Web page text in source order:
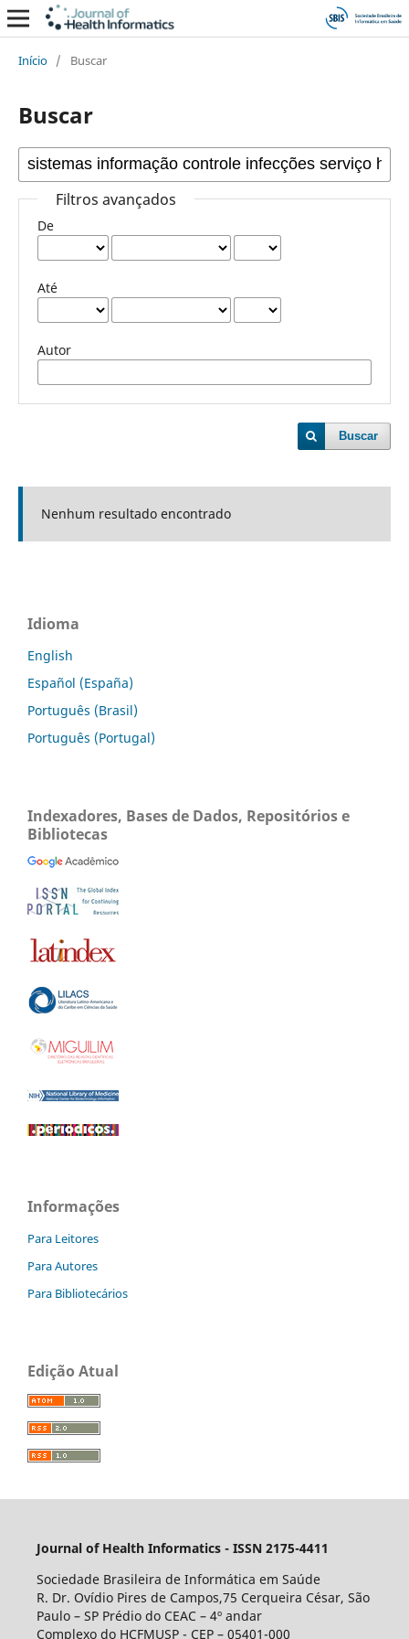
Início / Buscar
Buscar
Filtros avançados
De
Até
Autor
Buscar
Nenhum resultado encontrado
Idioma
English
Español (España)
Português (Brasil)
Português (Portugal)
Indexadores, Bases de Dados, Repositórios e
Bibliotecas
Informações
Para Leitores
Para Autores
Para Bibliotecários
Edição Atual
Journal of Health Informatics - ISSN 2175-4411
Sociedade Brasileira de Informática em Saúde
R. Dr. Ovídio Pires de Campos,75 Cerqueira César, São
Paulo – SP Prédio do CEAC – 4º andar
Complexo do HCFMUSP - CEP – 05401-000